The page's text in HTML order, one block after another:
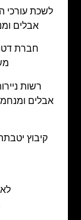
לשכת עורכי
אבלים
חברת
רשות
אבלים
קיבוץ